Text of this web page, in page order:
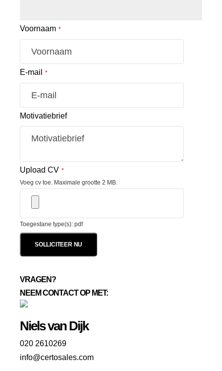
VRAGEN?
NEEM CONTACT OP MET:
Niels van Dijk
020 2610269
info@certosales.com
Voornaam *
E-mail *
Motivatiebrief
Upload CV *
Voeg cv toe. Maximale grootte 2 MB.
Toegestane type(s): pdf